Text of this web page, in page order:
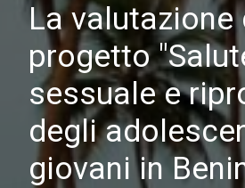
La valutazione
progetto
sessuale e
degli
giovani in